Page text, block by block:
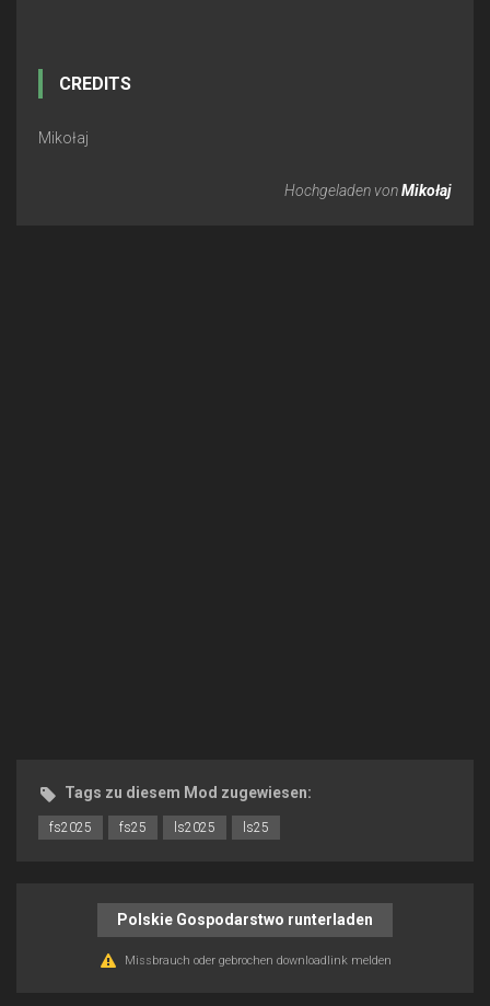
CREDITS
Mikołaj
Hochgeladen vonMikołaj
Tags zu diesem Mod zugewiesen:
fs2025 fs25 ls2025 ls25
Polskie Gospodarstwo runterladen
Missbrauch oder gebrochen downloadlink melden